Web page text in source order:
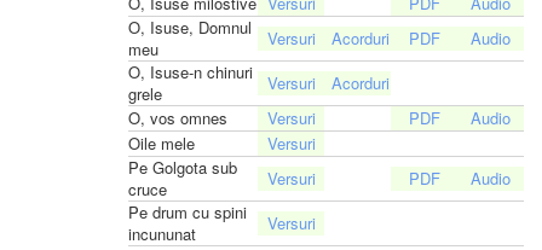
O, Isuse, Domnul
meu
O, Isuse-n chinuri
grele
O, vos omnes
Oile mele
Pe Golgota sub
cruce
Pe drum cu spini
incununat